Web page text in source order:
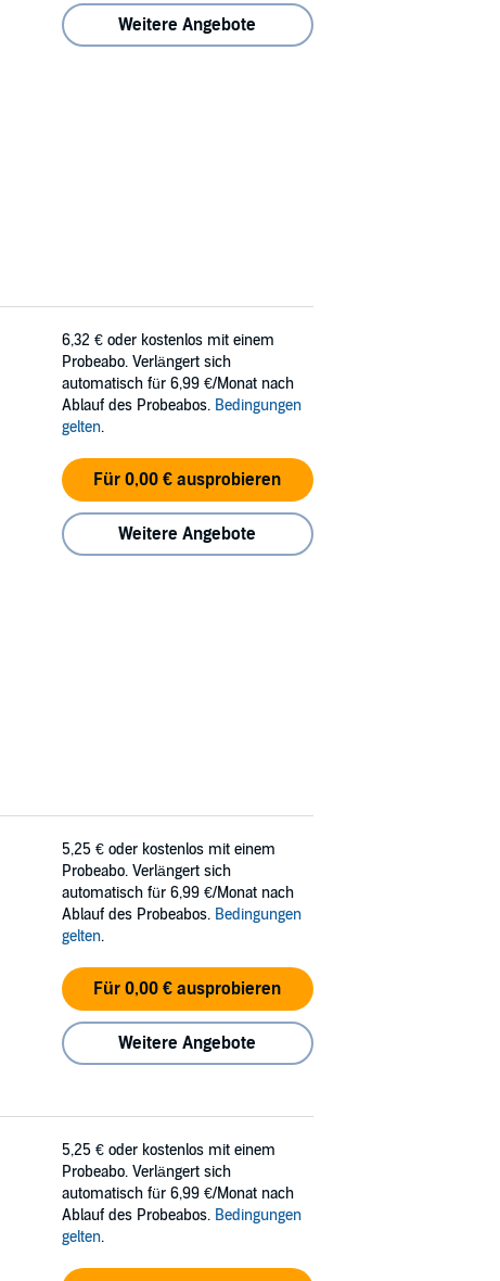
Weitere Angebote
6,32 € oder kostenlos mit einem
Probeabo. Verlängert sich
automatisch für 6,99 €/Monat nach
Ablauf des Probeabos. Bedingungen
gelten.
Für 0,00 € ausprobieren
Weitere Angebote
5,25 € oder kostenlos mit einem
Probeabo. Verlängert sich
automatisch für 6,99 €/Monat nach
Ablauf des Probeabos. Bedingungen
gelten.
Für 0,00 € ausprobieren
Weitere Angebote
5,25 € oder kostenlos mit einem
Probeabo. Verlängert sich
automatisch für 6,99 €/Monat nach
Ablauf des Probeabos. Bedingungen
gelten.